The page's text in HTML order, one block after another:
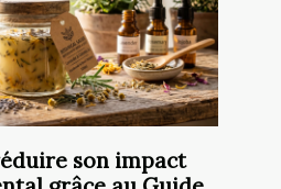
son impact